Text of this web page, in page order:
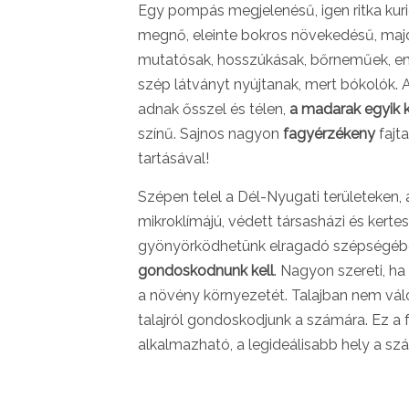
Egy pompás megjelenésű, igen ritka
megnő, eleinte bokros növekedésű,
mutatósak, hosszúkásak, bőrneműek,
szép látványt nyújtanak, mert bókolók.
adnak ősszel és télen, a madarak egyik
színű. Sajnos nagyon fagyérzékeny
tartásával!
Szépen telel a Dél-Nyugati területeken,
mikroklímájú, védett társasházi és
gyönyörködhetünk elragadó
gondoskodnunk kell. Nagyon szereti,
a növény környezetét. Talajban nem
talajról gondoskodjunk a számára. Ez
alkalmazható, a legideálisabb hely a